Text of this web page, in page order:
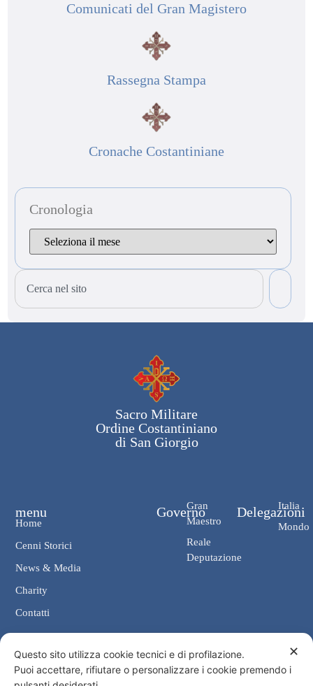
Comunicati del Gran Magistero
Rassegna Stampa
Cronache Costantiniane
Cronologia
Sacro Militare
Ordine Costantiniano
di San Giorgio
Governo
Gran
Maestro
Reale
Deputazione
Delegazioni
Italia
Mondo
menu
Home
Cenni Storici
News & Media
Charity
Contatti
Contatti
Cancelleria: Via Giosuè Carducci, 4 00187 Roma
✕
Questo sito utilizza cookie tecnici e di profilazione.
Puoi accettare, rifiutare o personalizzare i cookie premendo i